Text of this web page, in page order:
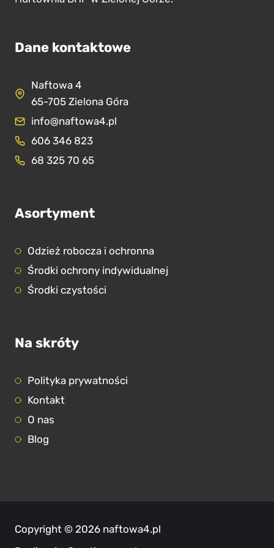
Dane kontaktowe
Naftowa 4
65-705 Zielona Góra
info@naftowa4.pl
606 346 823
68 325 70 65
Asortyment
Odzież robocza i ochronna
Środki ochrony indywidualnej
Środki czystości
Na skróty
Polityka prywatności
Kontakt
O nas
Blog
Copyright © 2026 naftowa4.pl